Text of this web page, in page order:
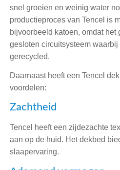
snel groeien en weinig water
productieproces van Tencel is
bijvoorbeeld katoen, omdat het
gesloten circuitsysteem
gerecycled.
Daarnaast heeft een Tencel
voordelen:
Zachtheid
Tencel heeft een zijdezachte
aan op de huid. Het dekbed
slaapervaring.